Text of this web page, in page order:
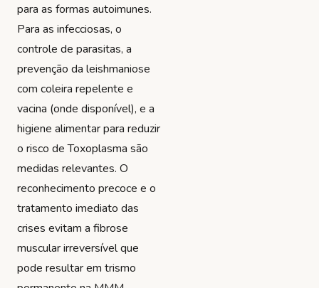
para as formas autoimunes.
Para as infecciosas, o
controle de parasitas, a
prevenção da leishmaniose
com coleira repelente e
vacina (onde disponível), e a
higiene alimentar para reduzir
o risco de Toxoplasma são
medidas relevantes. O
reconhecimento precoce e o
tratamento imediato das
crises evitam a fibrose
muscular irreversível que
pode resultar em trismo